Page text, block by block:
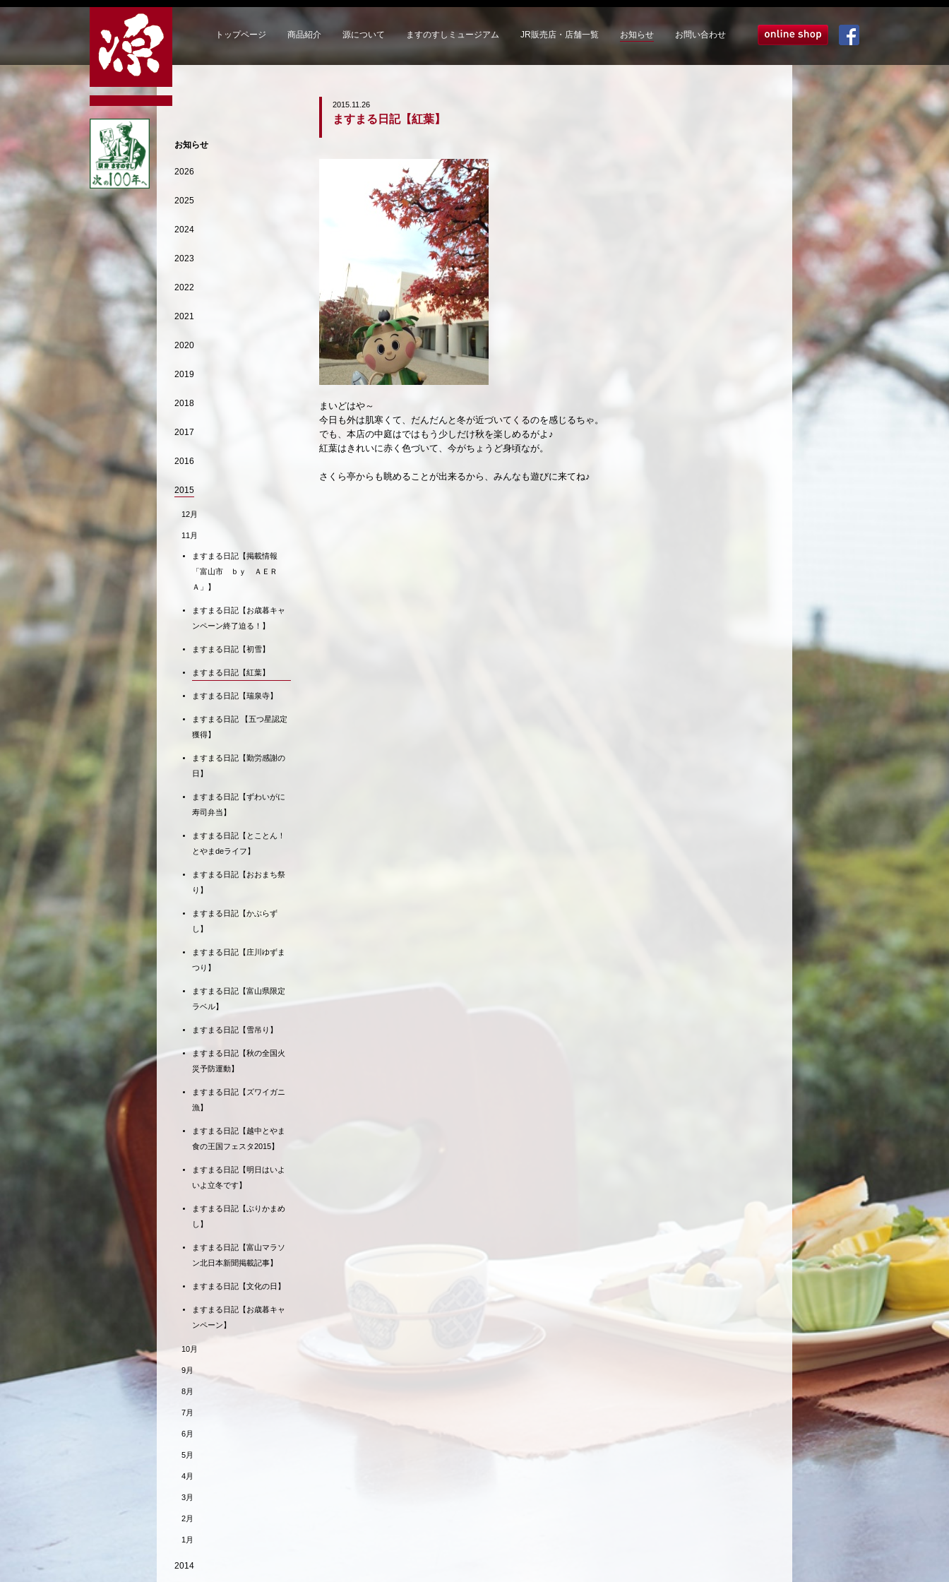
トップページ 商品紹介 源について ますのすしミュージアム JR販売店・店舗一覧 お知らせ お問い合わせ オンラインショップ
2015.11.26
ますまる日記【紅葉】
まいどはや～
今日も外は肌寒くて、だんだんと冬が近づいてくるのを感じるちゃ。
でも、本店の中庭はではもう少しだけ秋を楽しめるがよ♪
紅葉はきれいに赤く色づいて、今がちょうど身頃なが。
さくら亭からも眺めることが出来るから、みんなも遊びに来てね♪
お知らせ
2026
2025
2024
2023
2022
2021
2020
2019
2018
2017
2016
2015
12月
11月
ますまる日記【掲載情報
「富山市 ｂｙ ＡＥＲ
Ａ」】
ますまる日記【お歳暮キャ
ンペーン終了迫る！】
ますまる日記【初雪】
ますまる日記【紅葉】
ますまる日記【瑞泉寺】
ますまる日記 【五つ星認定
獲得】
ますまる日記【勤労感謝の
日】
ますまる日記【ずわいがに
寿司弁当】
ますまる日記【とことん！
とやまdeライフ】
ますまる日記【おおまち祭
り】
ますまる日記【かぶらず
し】
ますまる日記【庄川ゆずま
つり】
ますまる日記【富山県限定
ラベル】
ますまる日記【雪吊り】
ますまる日記【秋の全国火
災予防運動】
ますまる日記【ズワイガニ
漁】
ますまる日記【越中とやま
食の王国フェスタ2015】
ますまる日記【明日はいよ
いよ立冬です】
ますまる日記【ぶりかまめ
し】
ますまる日記【富山マラソ
ン北日本新聞掲載記事】
ますまる日記【文化の日】
ますまる日記【お歳暮キャ
ンペーン】
10月
9月
8月
7月
6月
5月
4月
3月
2月
1月
2014